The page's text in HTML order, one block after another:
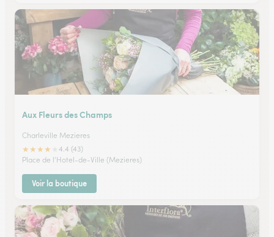
Aux Fleurs des Champs
Charleville Mezieres
★★★★
4.4 (43)
Place de l'Hotel-de-Ville (Mezieres)
Voir la boutique